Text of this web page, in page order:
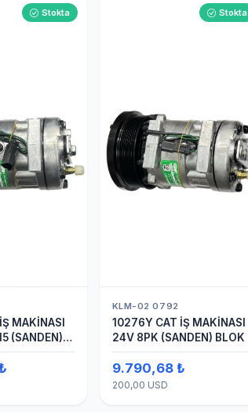
Stokta
MAKİNASI
(SANDEN)
KLİMA
Stokta
KLM-02 0792
10276Y CAT İŞ MAKİNASI
24V 8PK (SANDEN) BLOK
9.790,68 ₺
200,00 USD